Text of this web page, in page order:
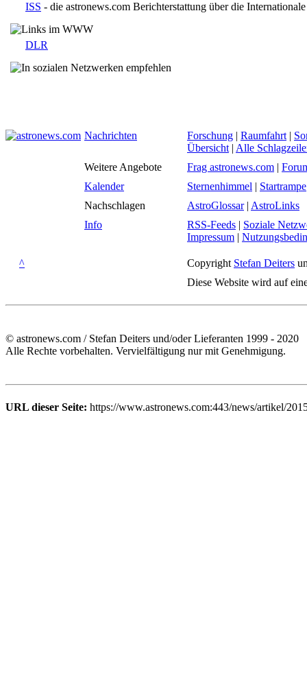
ISS - die astronews.com Berichterstattung über die
DLR
Nachrichten Forschung | Raumfahrt |
Übersicht | Alle
Weitere Angebote
Frag astronews.com |
Kalender
Sternenhimmel | Startrampe
Nachschlagen
AstroGlossar| AstroLinks
Info
RSS-Feeds | Soziale
Impressum |
^ Copyright Stefan Deiters
Diese Website wird auf
© astronews.com / Stefan Deiters und/oder Lieferanten 1999 - 2020
Alle Rechte vorbehalten. Vervielfältigung nur mit Genehmigung.
URL dieser Seite: https://www.astronews.com:443/news/artikel/